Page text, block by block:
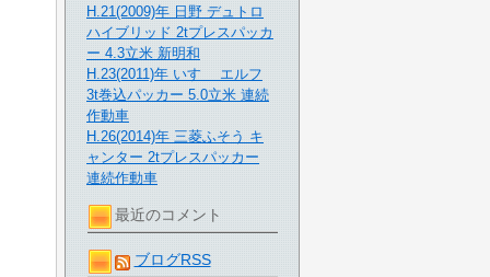
H.21(2009)年 日野 デュトロ
ハイブリッド 2tプレスパッカ
ー 4.3立米 新明和
H.23(2011)年 いすゞ エルフ
3t巻込パッカー 5.0立米 連続
作動車
H.26(2014)年 三菱ふそう キ
ャンター 2tプレスパッカー
連続作動車
最近のコメント
ブログRSS